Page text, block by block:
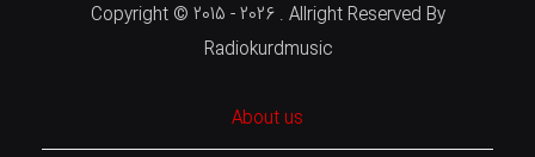
Copyright © 2015 - 2026 . Allright Reserved By
Radiokurdmusic
About us